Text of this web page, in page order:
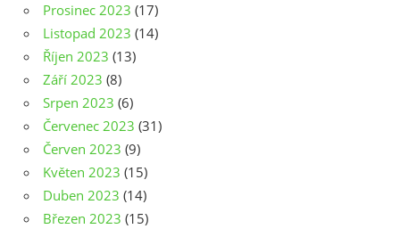
Prosinec 2023 (17)
Listopad 2023 (14)
Říjen 2023 (13)
Září 2023 (8)
Srpen 2023 (6)
Červenec 2023 (31)
Červen 2023 (9)
Květen 2023 (15)
Duben 2023 (14)
Březen 2023 (15)